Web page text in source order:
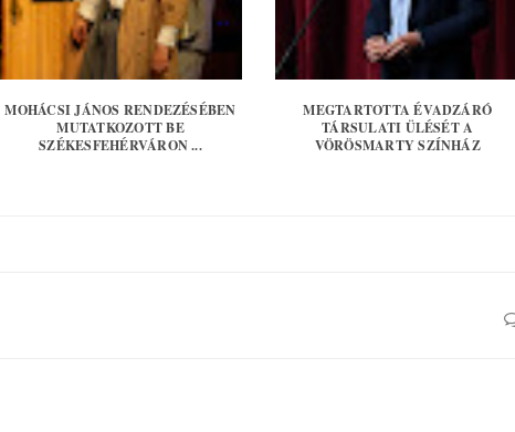
MOHÁCSI JÁNOS RENDEZÉSÉBEN
MUTATKOZOTT BE
SZÉKESFEHÉRVÁRON ...
MEGTARTOTTA ÉVADZÁRÓ
TÁRSULATI ÜLÉSÉT A
VÖRÖSMARTY SZÍNHÁZ